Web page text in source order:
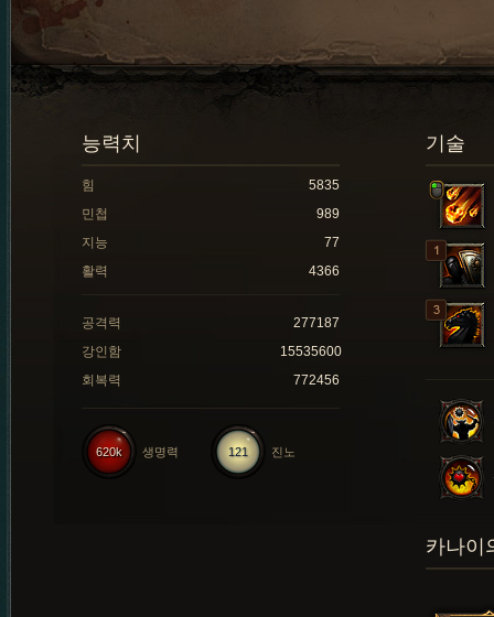
기술
능력치
힘
5835
민첩
989
지능
77
활력
4366
공격력
277187
강인함
15535600
회복력
772456
121 진노
620k 생명력
카나이